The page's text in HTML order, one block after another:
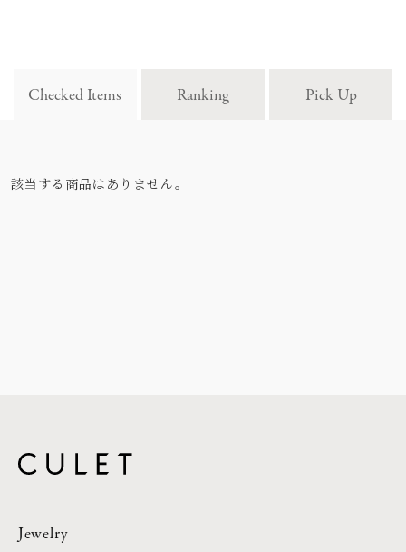
Checked Items Ranking Pick Up
該当する商品はありません。
Jewelry